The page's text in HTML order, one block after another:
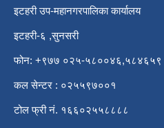
इटहरी उप-महानगरपालिका कार्यालय
इटहरी-६ ,सुनसरी
फोन: +९७७ ०२५-५८००४६,५८४६५९
कल सेन्टर : ०२५५९७००१
टोल फ्री नं. १६६०२५५८८८८